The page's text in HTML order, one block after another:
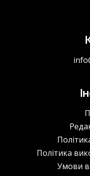
Політика
Умови